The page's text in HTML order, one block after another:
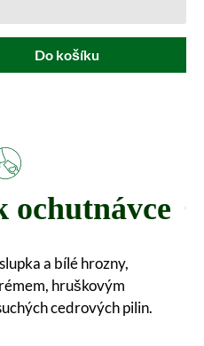
požadovanou
Do košíku
ochutnávce
a bílé hrozny,
hruškovým
cedrových pilin.